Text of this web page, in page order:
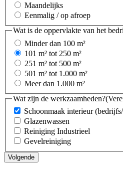
Maandelijks
Eenmalig / op afroep
Wat is de oppervlakte van het
Minder dan 100 m²
101 m² tot 250 m²
251 m² tot 500 m²
501 m² tot 1.000 m²
Meer dan 1.000 m²
Wat zijn de werkzaamheden?
Schoonmaak interieur
Glazenwassen
Reiniging Industrieel
Gevelreiniging